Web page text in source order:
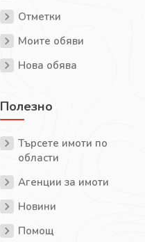
Отметки
Моите обяви
Нова обява
Полезно
Търсете имоти по
области
Агенции за имоти
Новини
Помощ